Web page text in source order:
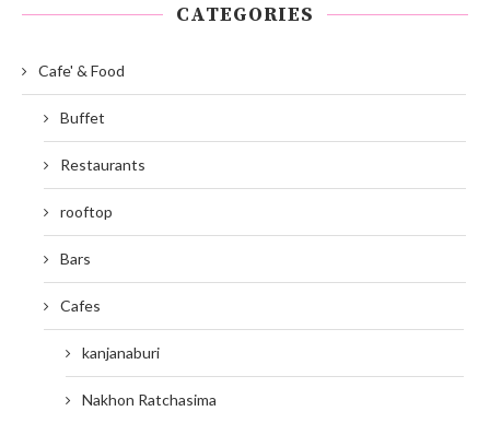
CATEGORIES
Cafe' & Food
Buffet
Restaurants
rooftop
Bars
Cafes
kanjanaburi
Nakhon Ratchasima